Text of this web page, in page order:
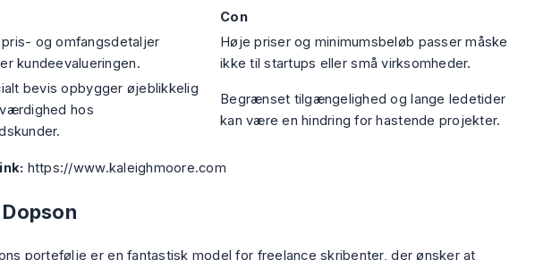
Con
og omfangsdetaljer
kundeevalueringen.
Høje priser og minimumsbeløb passer måske
ikke til startups eller små virksomheder.
bevis opbygger øjeblikkelig
hos
Begrænset tilgængelighed og lange ledetider
kan være en hindring for hastende projekter.
https://www.kaleighmoore.com
portefølje er en fantastisk model for freelance skribenter, der ønsker at